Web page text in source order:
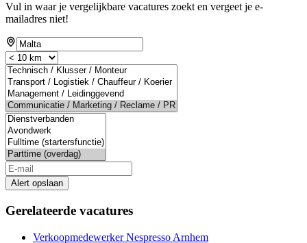
Vul in waar je vergelijkbare vacatures zoekt en vergeet je e-
mailadres niet!
Alert opslaan
Gerelateerde vacatures
Verkoopmedewerker Nespresso Arnhem